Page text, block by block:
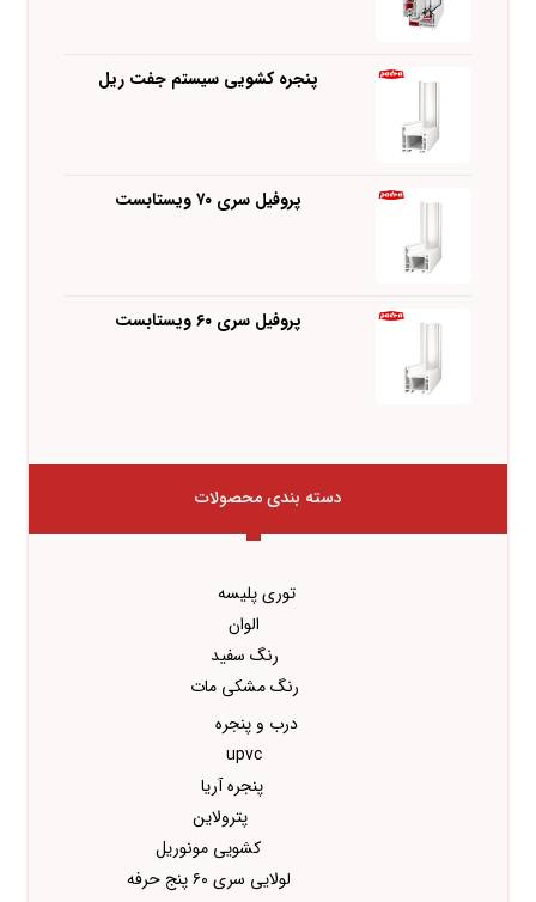
پنجره کشویی سیستم جفت ریل
پروفیل سری ۷۰ ویستابست
پروفیل سری ۶۰ ویستابست
دسته بندی محصولات
توری پلیسه
الوان
رنگ سفید
رنگ مشکی مات
درب و پنجره
upvc
پنجره آریا
پترولاین
کشویی مونوریل
لولایی سری ۶۰ پنج حرفه